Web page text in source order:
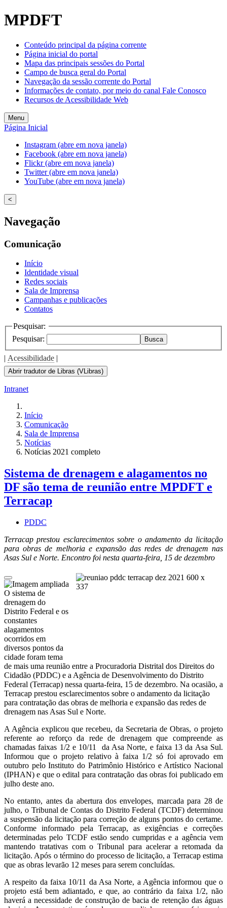
MPDFT
Conteúdo principal da página corrente
Página inicial do portal
Mapa das principais sessões do Portal
Campo de busca geral do Portal
Navegação da sessão corrente do Portal
Informações de contato, por meio do canal Fale Conosco
Recursos de Acessibilidade Web
Menu
Página Inicial
Instagram (abre em nova janela)
Facebook (abre em nova janela)
Flickr (abre em nova janela)
Twitter (abre em nova janela)
YouTube (abre em nova janela)
<
Navegação
Comunicação
Início
Identidade visual
Redes sociais
Sala de Imprensa
Campanhas e publicações
Contatos
Pesquisar:
Pesquisar:
Busca
| Acessibilidade |
Abrir tradutor de Libras (VLibras)
Intranet
Início
Comunicação
Sala de Imprensa
Notícias
Notícias 2021 completo
Sistema de drenagem e alagamentos no
DF são tema de reunião entre MPDFT e
Terracap
PDDC
Terracap prestou esclarecimentos sobre o andamento da licitação
para obras de melhoria e expansão das redes de drenagem nas
Asas Sul e Norte. Encontro foi nesta quarta-feira, 15 de dezembro
O sistema de
drenagem do
Distrito Federal e os
constantes
alagamentos
ocorridos em
diversos pontos da
cidade foram tema
de mais uma reunião entre a Procuradoria Distrital dos Direitos do
Cidadão (PDDC) e a Agência de Desenvolvimento do Distrito
Federal (Terracap) nessa quarta-feira, 15 de dezembro. Na ocasião, a
Terracap prestou esclarecimentos sobre o andamento da licitação
para contratação das obras de melhoria e expansão das redes de
drenagem nas Asas Sul e Norte.
A Agência explicou que recebeu, da Secretaria de Obras, o projeto
referente ao reforço da rede de drenagem que compreende as
chamadas faixas 1/2 e 10/11 da Asa Norte, e faixa 13 da Asa Sul.
Informou que o projeto relativo à faixa 1/2 só foi aprovado em
outubro pelo Instituto do Patrimônio Histórico e Artístico Nacional
(IPHAN) e que o edital para contratação das obras foi publicado em
julho deste ano.
No entanto, antes da abertura dos envelopes, marcada para 28 de
julho, o Tribunal de Contas do Distrito Federal (TCDF) determinou
a suspensão da licitação para correção de alguns pontos do certame.
Conforme informado pela Terracap, as exigências e correções
determinadas pelo TCDF estão sendo cumpridas e a agência vem
mantendo tratativas com o Tribunal para acelerar a retomada da
licitação. Após o término do processo de licitação, a Terracap estima
que as obras levarão 12 meses para serem concluídas.
A respeito da faixa 10/11 da Asa Norte, a Agência informou que o
projeto está bem adiantado, e que, ao contrário da faixa 1/2, não
haverá a necessidade de construção de bacia de retenção das águas